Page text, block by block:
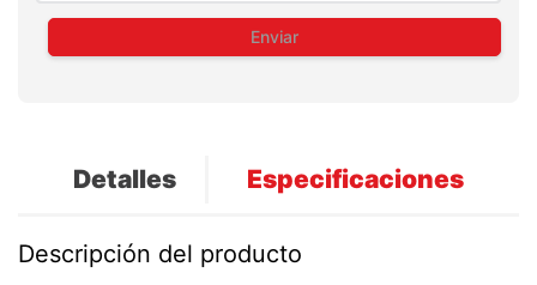
Enviar
Detalles Especificaciones
Descripción del producto